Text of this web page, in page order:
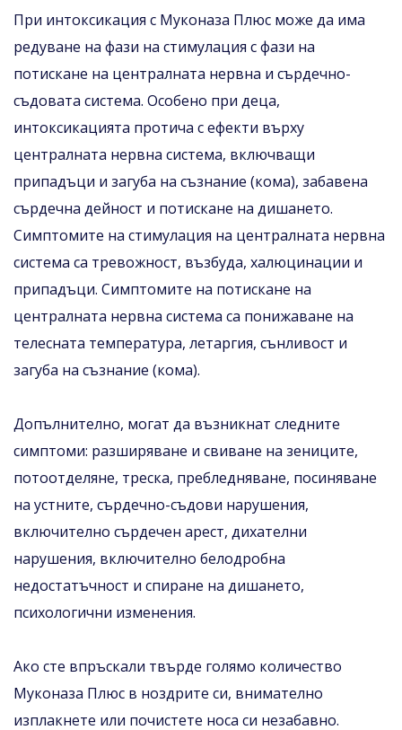
При интоксикация с Муконаза Плюс може да има
редуване на фази на стимулация с фази на
потискане на централната нервна и сърдечно-
съдовата система. Особено при деца,
интоксикацията протича с ефекти върху
централната нервна система, включващи
припадъци и загуба на съзнание (кома), забавена
сърдечна дейност и потискане на дишането.
Симптомите на стимулация на централната нервна
система са тревожност, възбуда, халюцинации и
припадъци. Симптомите на потискане на
централната нервна система са понижаване на
телесната температура, летаргия, сънливост и
загуба на съзнание (кома).
Допълнително, могат да възникнат следните
симптоми: разширяване и свиване на зениците,
потоотделяне, треска, пребледняване, посиняване
на устните, сърдечно-съдови нарушения,
включително сърдечен арест, дихателни
нарушения, включително белодробна
недостатъчност и спиране на дишането,
психологични изменения.
Ако сте впръскали твърде голямо количество
Муконаза Плюс в ноздрите си, внимателно
изплакнете или почистете носа си незабавно.